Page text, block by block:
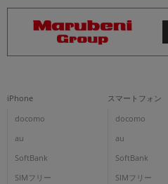
iPhone
docomo
au
SoftBank
SIMフリー
スマートフォン
docomo
au
SoftBank
SIMフリー